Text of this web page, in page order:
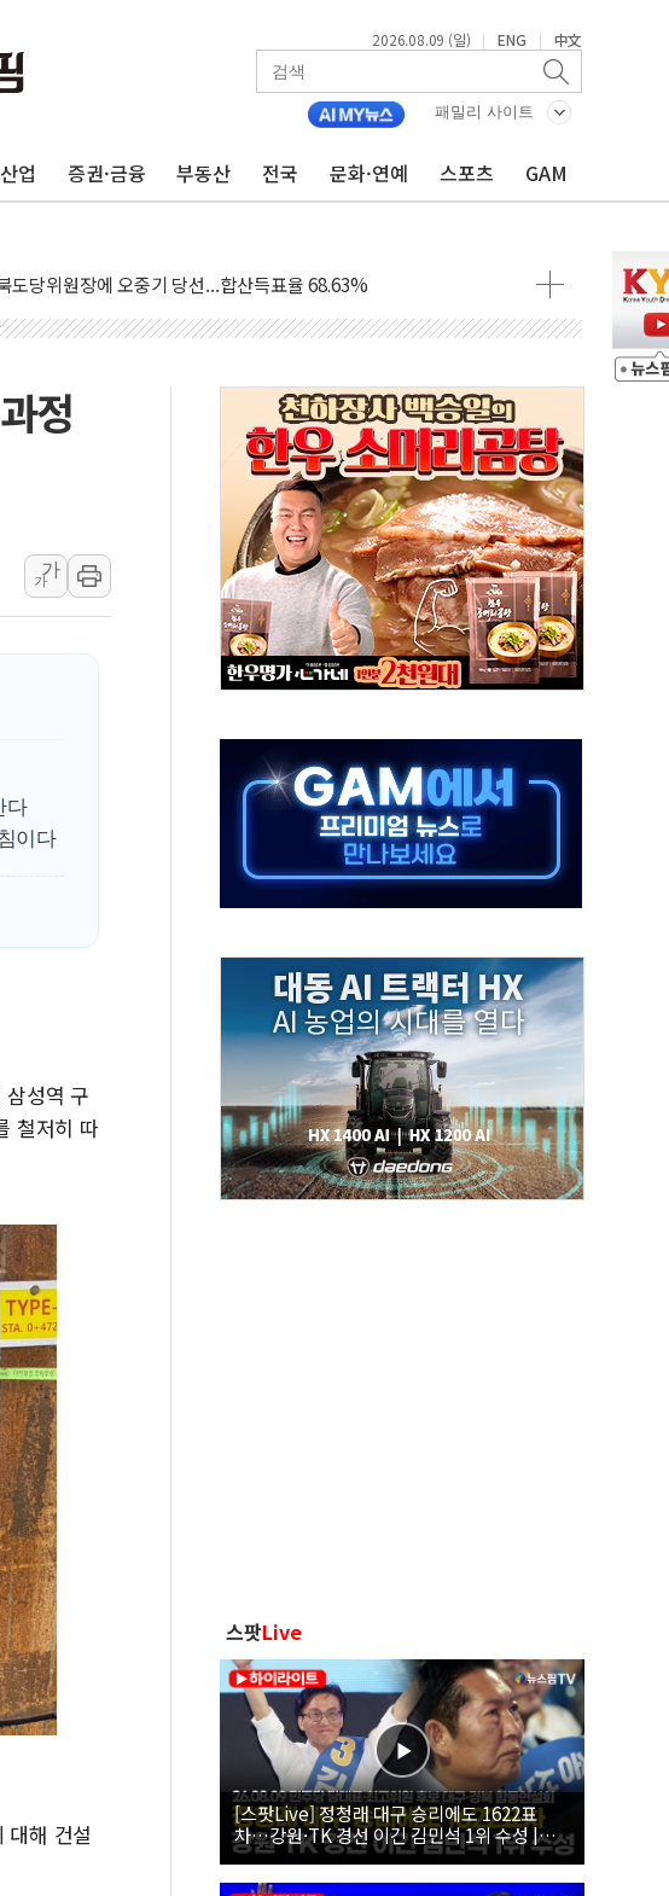
2026.08.09 (일) | ENG | 中文
패밀리 사이트
산업 증권·금융 부동산 전국 문화·연예 스포츠 GAM
쏟아진 울진...'두천~하당'·'올미골교' 차량 통행 선제 제한
공장서 탱크 내부 작업 중 근로자 1명 숨져
선착장 하류서 50대 숨진 채 발견...경찰, 조사 중
석, 정청래에 누적 1.48%p 차 선두 유지...金 46.01% vs 鄭 44.53%
툼 중 어머니 살해 10대 구속…범행 후 반려견도 죽여
·대구·경북 경선서 정청래에 승리…金 48.54% vs 鄭 44.40%
경북 경선 결과 발표...김민석 47.37% 정청래 45.71% 송영길 6.92%
대구 경선 결과 발표...정청래 47.82% 김민석 46.35% 송영길 5.83%
, 강원 경선 결과 발표...김민석 50.30% 정청래 41.94% 송영길 7.76%
SKT 장기고객 400명 맞이…"마음 잇는 시간 되길"
소영에 9440억 지급 확정되나…재상고 앞두고 막판 셈법
명동 소상공인에 '행복상자' 전달
절 현수막 '태극기 거꾸로' 논란…이틀만에 철거
충역 전면 손질… 예술·체육요원 최대 33% 감축
대형마트 판매, 역대 최대폭 감소한 9.4%↓…유통업계 양극화 심화
태 주의보' 울진 시간당 30mm 강한 비...호우 피해 없어
정
가
가
다
이다
성역 구
철저히 따
대해 건설
스팟Live
[스팟Live] 정청래 대구 승리에도 1622표
차…강원·TK 경선 이긴 김민석 1위 수성 |
26.08.09 더불어민주당 당대표·최고위원 후
보 대구·경북 합동연설회